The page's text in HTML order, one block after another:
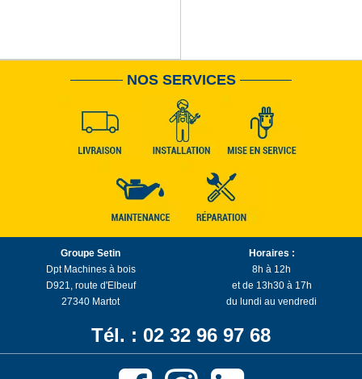
NOS SERVICES
Groupe Setin
Dpt Machines à bois
D921, route d'Elbeuf
27340 Martot
Horaires :
8h à 12h
et de 13h30 à 17h
du lundi au vendredi
Tél. : 02 32 96 97 68